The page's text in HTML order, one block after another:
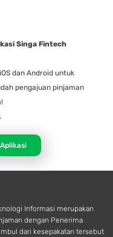
Singa Fintech
dan Android untuk
pengajuan pinjaman
Informasi merupakan
dengan Penerima
dari kesepakatan tersebut